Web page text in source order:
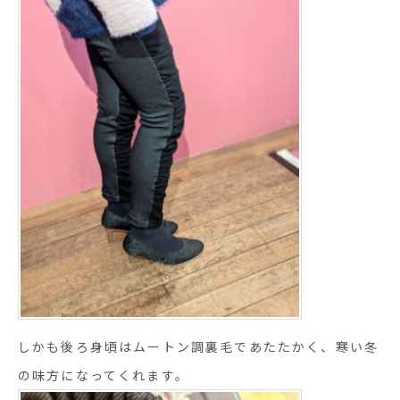
しかも後ろ身頃はムートン調裏毛であたたかく、寒い冬
の味方になってくれます。